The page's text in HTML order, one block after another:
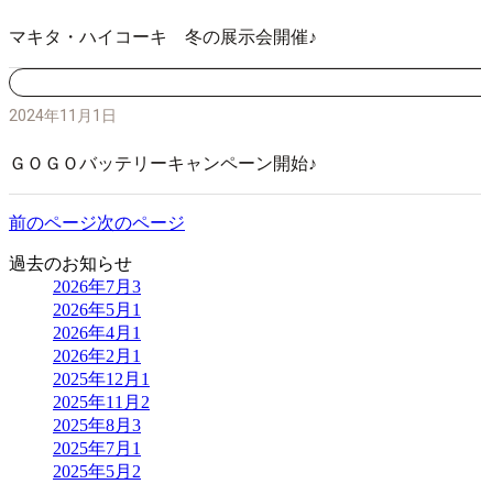
マキタ・ハイコーキ 冬の展示会開催♪
2024年11月1日
ＧＯＧＯバッテリーキャンペーン開始♪
前のページ次のページ
過去のお知らせ
2026年7月 3
2026年5月 1
2026年4月 1
2026年2月 1
2025年12月 1
2025年11月 2
2025年8月 3
2025年7月 1
2025年5月 2